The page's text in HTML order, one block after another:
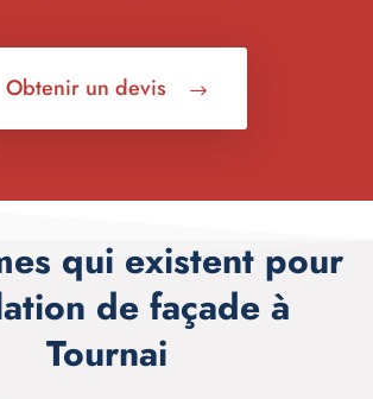
Obtenir un devis
qui existent pour
de façade à
Tournai